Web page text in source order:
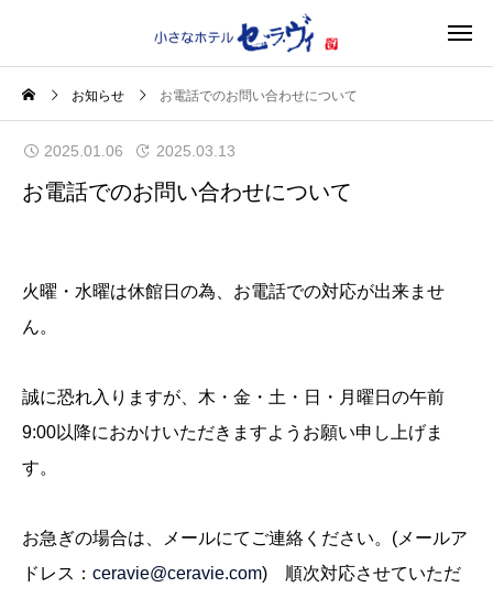
お知らせ お電話でのお問い合わせについて
2025.01.06 2025.03.13
お電話でのお問い合わせについて
火曜・水曜は休館日の為、お電話での対応が出来ませ
ん。
誠に恐れ入りますが、木・金・土・日・月曜日の午前
9:00以降におかけいただきますようお願い申し上げま
す。
お急ぎの場合は、メールにてご連絡ください。(メールア
ドレス： ceravie@ceravie.com) 順次対応させていただ